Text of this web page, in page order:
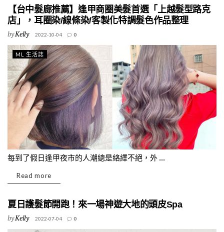
【台中髮廊推薦】逢甲商圈美髮首選「上越髮型路克
店」，耳圈染/線條染/客製化特調髮色作品整理
byKelly 2022-10-04 0
ML 生活誌
每到了假日逢甲夜市的人潮總是絡繹不絕，外 ...
Read more
夏日護髮節開跑！來一場神遊大地的頭皮Spa
byKelly 2022-07-04 0